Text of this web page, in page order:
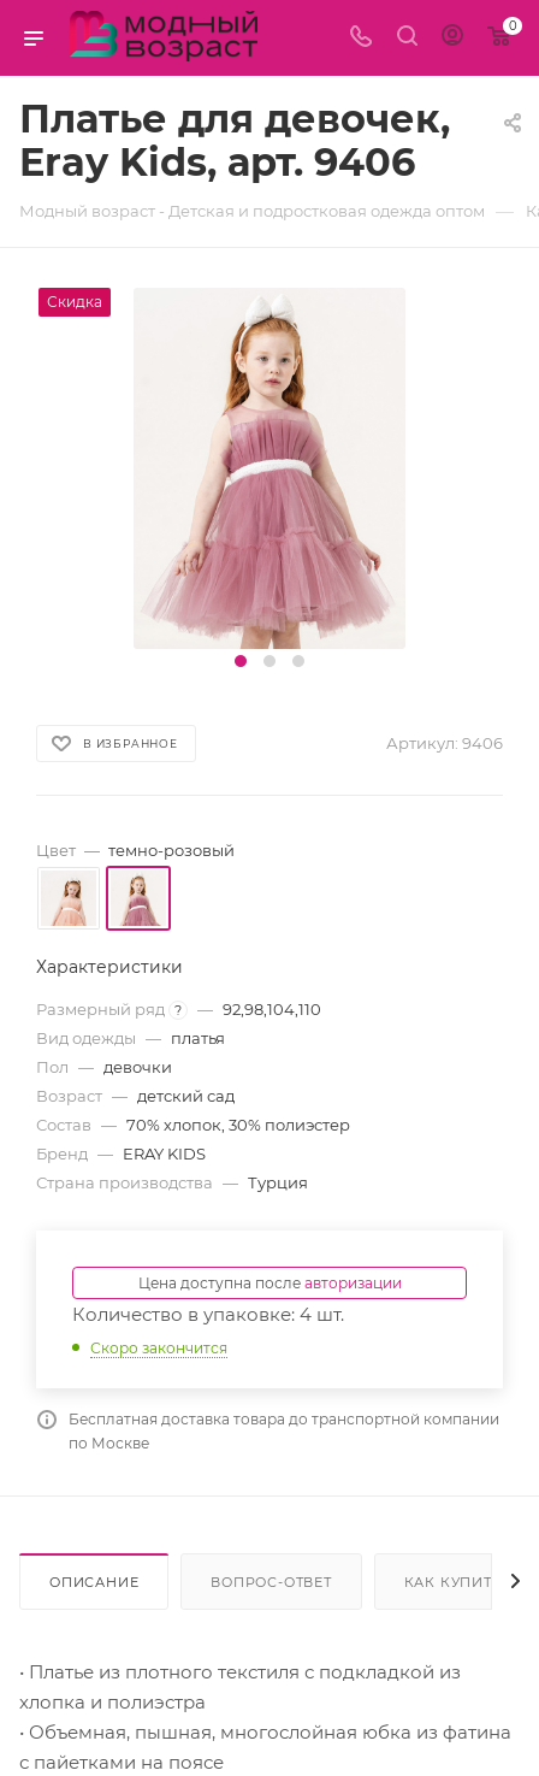
0
Платье для девочек,
Eray Kids, арт. 9406
Модный возраст - Детская и подростковая одежда оптом —
Скидка
В ИЗБРАННОЕ Артикул: 9406
Цвет — темно-розовый
Характеристики
Размерный ряд ? — 92,98,104,110
Вид одежды — платья
Пол — девочки
Возраст — детский сад
Состав — 70% хлопок, 30% полиэстер
Бренд — ERAY KIDS
Страна производства — Турция
Цена доступна после авторизации
Количество в упаковке: 4 шт.
Скоро закончится
Бесплатная доставка товара до транспортной компании
по Москве
ОПИСАНИЕ ВОПРОС-ОТВЕТ КАК КУПИТЬ
• Платье из плотного текстиля с подкладкой из
хлопка и полиэстра
• Объемная, пышная, многослойная юбка из фатина
с пайетками на поясе